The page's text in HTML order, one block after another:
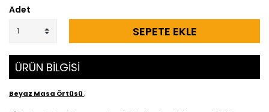
Adet
SEPETE EKLE
ÜRÜN BİLGİSİ
Beyaz Masa Örtüsü;